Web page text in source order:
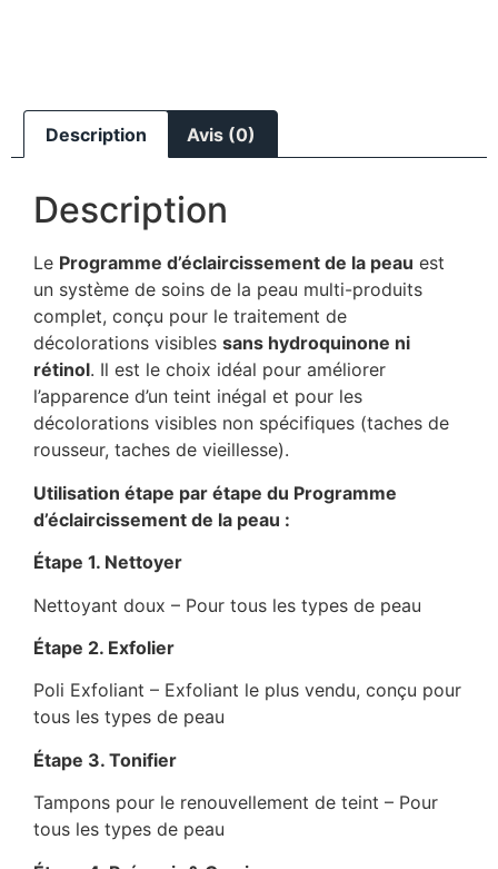
Description Avis (0)
Description
Le Programme d’éclaircissement de la peau est
un système de soins de la peau multi-produits
complet, conçu pour le traitement de
décolorations visibles sans hydroquinone ni
rétinol. Il est le choix idéal pour améliorer
l’apparence d’un teint inégal et pour les
décolorations visibles non spécifiques (taches de
rousseur, taches de vieillesse).
Utilisation étape par étape du Programme
d’éclaircissement de la peau :
Étape 1. Nettoyer
Nettoyant doux – Pour tous les types de peau
Étape 2. Exfolier
Poli Exfoliant – Exfoliant le plus vendu, conçu pour
tous les types de peau
Étape 3. Tonifier
Tampons pour le renouvellement de teint – Pour
tous les types de peau